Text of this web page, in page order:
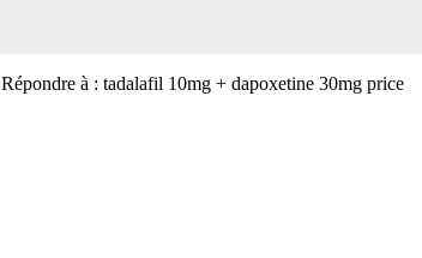
Répondre à : tadalafil 10mg + dapoxetine 30mg price